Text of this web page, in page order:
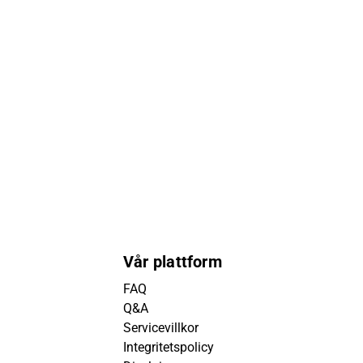
Vår plattform
FAQ
Q&A
Servicevillkor
Integritetspolicy